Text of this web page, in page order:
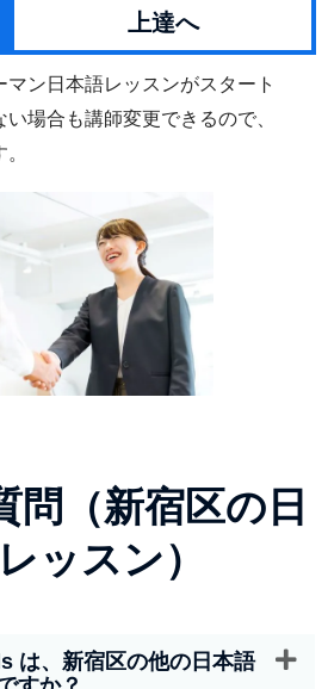
上達へ
ン日本語レッスンがスタート
場合も講師変更できるので、
問（新宿区の日
ッスン）
は、新宿区の他の日本語